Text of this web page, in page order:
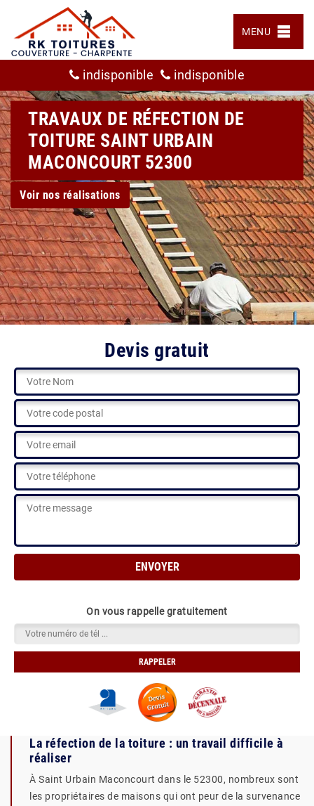
MENU
indisponible indisponible
TRAVAUX DE RÉFECTION DE
TOITURE SAINT URBAIN
MACONCOURT 52300
Voir nos réalisations
Devis gratuit
On vous rappelle gratuitement
La réfection de la toiture : un travail difficile à
réaliser
À Saint Urbain Maconcourt dans le 52300, nombreux sont
les propriétaires de maisons qui ont peur de la survenance